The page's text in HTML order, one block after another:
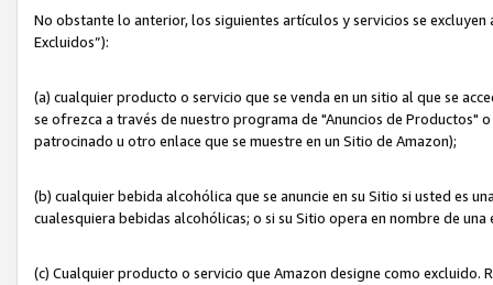
No obstante lo anterior, los siguientes artículos y servicios se
Excluidos”):
(a) cualquier producto o servicio que se venda en un sitio al que se
se ofrezca a través de nuestro programa de "Anuncios de Productos"
patrocinado u otro enlace que se muestre en un Sitio de Amazon);
(b) cualquier bebida alcohólica que se anuncie en su Sitio si usted es
cualesquiera bebidas alcohólicas; o si su Sitio opera en nombre de
(c) Cualquier producto o servicio que Amazon designe como excluido.